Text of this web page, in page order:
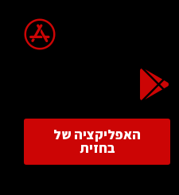
האפליקציה של
בחזית